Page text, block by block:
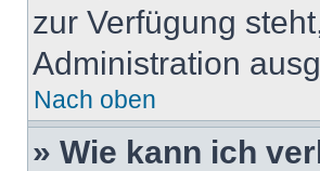
zur Verfügung
Administration
Nach oben
» Wie kann ich